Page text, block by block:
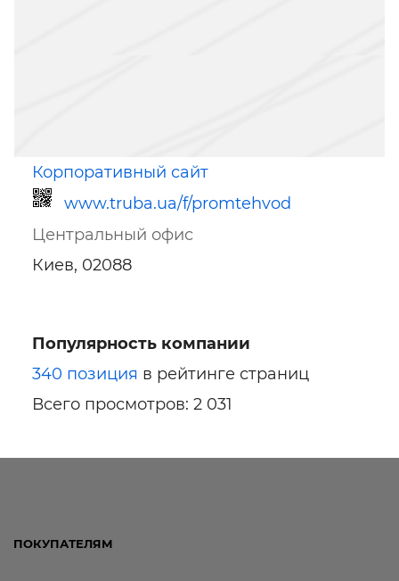
Корпоративный сайт
www.truba.ua/f/promtehvod
Ссылка для мобильных устройств
Центральный офис
Киев, 02088
Популярность компании
340 позиция в рейтинге страниц
Всего просмотров: 2 031
ПОКУПАТЕЛЯМ